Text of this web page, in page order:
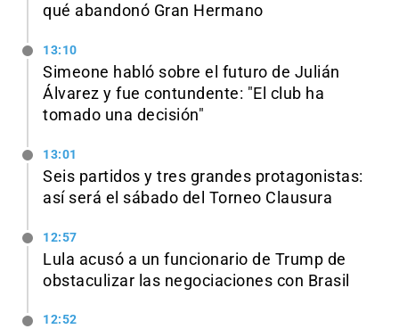
qué abandonó Gran Hermano
13:10
Simeone habló sobre el futuro de Julián
Álvarez y fue contundente: "El club ha
tomado una decisión"
13:01
Seis partidos y tres grandes protagonistas:
así será el sábado del Torneo Clausura
12:57
Lula acusó a un funcionario de Trump de
obstaculizar las negociaciones con Brasil
12:52